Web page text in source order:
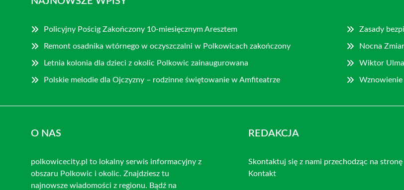
Policyjny Pościg Zakończony 10-miesięcznym Aresztem Zasady
Remont osadnika wtórnego w oczyszczalni w Polkowicach zakończony Nocna
Letnia kolonia dla dzieci z okolic Polkowic zainaugurowana Wiktor
Polskie melodie dla Ojczyzny – rodzinne świętowanie w Amfiteatrze
O NAS
polkowicecity.pl to lokalny serwis informacyjny z
obszaru Polkowic i okolic. Znajdziesz tu
najnowsze wiadomości z regionu. Bądź na
REDAKCJA
Skontaktuj się z nami przechodząc na stronę
Kontakt